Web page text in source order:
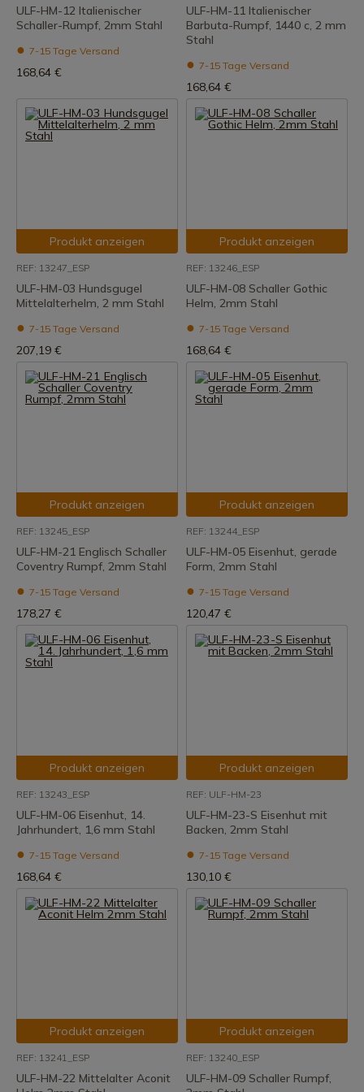
ULF-HM-12 Italienischer
Schaller-Rumpf, 2mm Stahl
7-15 Tage Versand
168,64 €
ULF-HM-11 Italienischer
Barbuta-Rumpf, 1440 c, 2 mm
Stahl
7-15 Tage Versand
168,64 €
Produkt anzeigen
REF: 13247_ESP
ULF-HM-03 Hundsgugel
Mittelalterhelm, 2 mm Stahl
7-15 Tage Versand
207,19 €
Produkt anzeigen
REF: 13246_ESP
ULF-HM-08 Schaller Gothic
Helm, 2mm Stahl
7-15 Tage Versand
168,64 €
Produkt anzeigen
REF: 13245_ESP
ULF-HM-21 Englisch Schaller
Coventry Rumpf, 2mm Stahl
7-15 Tage Versand
178,27 €
Produkt anzeigen
REF: 13244_ESP
ULF-HM-05 Eisenhut, gerade
Form, 2mm Stahl
7-15 Tage Versand
120,47 €
Produkt anzeigen
REF: 13243_ESP
ULF-HM-06 Eisenhut, 14.
Jahrhundert, 1,6 mm Stahl
7-15 Tage Versand
168,64 €
Produkt anzeigen
REF: ULF-HM-23
ULF-HM-23-S Eisenhut mit
Backen, 2mm Stahl
7-15 Tage Versand
130,10 €
Produkt anzeigen
REF: 13241_ESP
ULF-HM-22 Mittelalter Aconit
Produkt anzeigen
REF: 13240_ESP
ULF-HM-09 Schaller Rumpf,